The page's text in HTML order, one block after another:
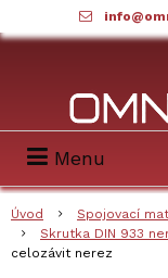
Menu
Úvod Spojovací
Skrutka DIN 933
celozávit nerez